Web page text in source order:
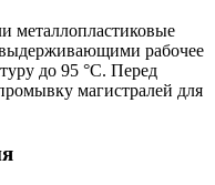
металлопластиковые
выдерживающими рабочее
до 95 °C. Перед
магистралей для